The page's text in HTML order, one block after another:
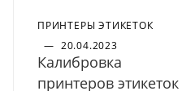
ПРИНТЕРЫ ЭТИКЕТОК
— 20.04.2023
Калибровка
принтеров этикеток